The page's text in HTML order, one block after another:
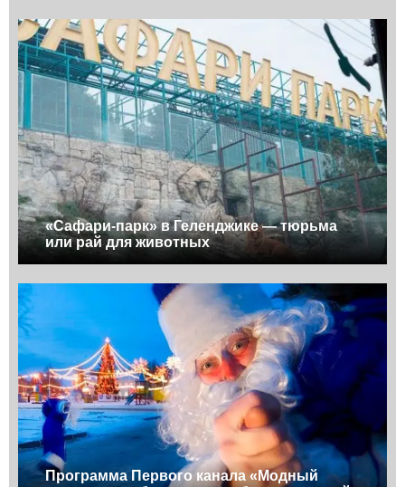
«Сафари-парк» в Геленджике — тюрьма
или рай для животных
Программа Первого канала «Модный